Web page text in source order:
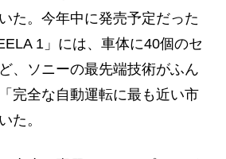
た。今年中に発売予定だった
1」には、車体に40個のセ
、ソニーの最先端技術がふん
完全な自動運転に最も近い市
た。